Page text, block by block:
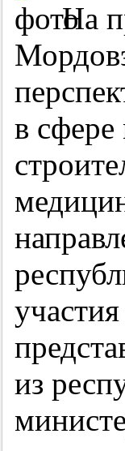
На
в
из